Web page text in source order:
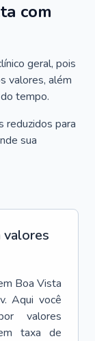
com
geral, pois
valores, além
tempo.
reduzidos para
sua
valores
Boa Vista
Aqui você
valores
taxa de